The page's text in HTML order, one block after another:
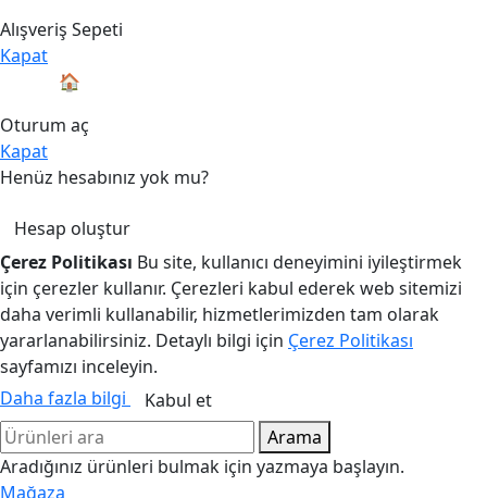
Alışveriş Sepeti
Kapat
🏠Tüm ürünlerde indirim fırsatını kaçırmayın
Oturum aç
Kapat
Henüz hesabınız yok mu?
Hesap oluştur
Çerez Politikası Bu site, kullanıcı deneyimini iyileştirmek
için çerezler kullanır. Çerezleri kabul ederek web sitemizi
daha verimli kullanabilir, hizmetlerimizden tam olarak
yararlanabilirsiniz. Detaylı bilgi için Çerez Politikası
sayfamızı inceleyin.
Daha fazla bilgi
Kabul et
Arama
Aradığınız ürünleri bulmak için yazmaya başlayın.
Mağaza